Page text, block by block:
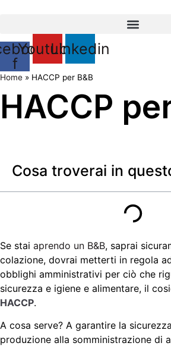
contenuto
f
YoutubeLinkedin
Home » HACCP per B&B
HACCP
Cosa troverai in
Se stai aprendo un B&B, saprai
colazione, dovrai metterti in regola
obblighi amministrativi per ciò che
sicurezza e igiene e alimentare, il
HACCP.
A cosa serve? A garantire la
produzione alla somministrazione di